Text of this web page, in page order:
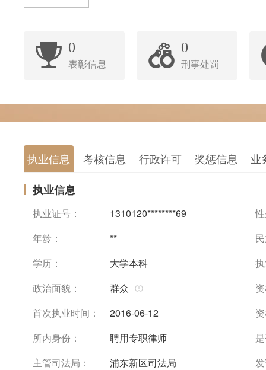
0
表彰信息
0
刑事处罚
执业信息 考核信息 行政许可 奖惩信息 业
执业信息
执业证号： 1310120********69
年龄：
**
学历：
大学本科
政治面貌：
群众
首次执业时间：
2016-06-12
所内身份：
聘用专职律师
主管司法局：
浦东新区司法局